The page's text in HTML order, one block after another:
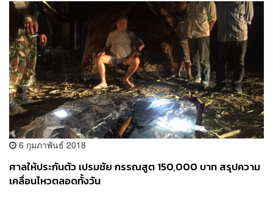
6 กุมภาพันธ์ 2018
ศาลให้ประกันตัว เปรมชัย กรรณสูต 150,000 บาท สรุปความ
เคลื่อนไหวตลอดทั้งวัน